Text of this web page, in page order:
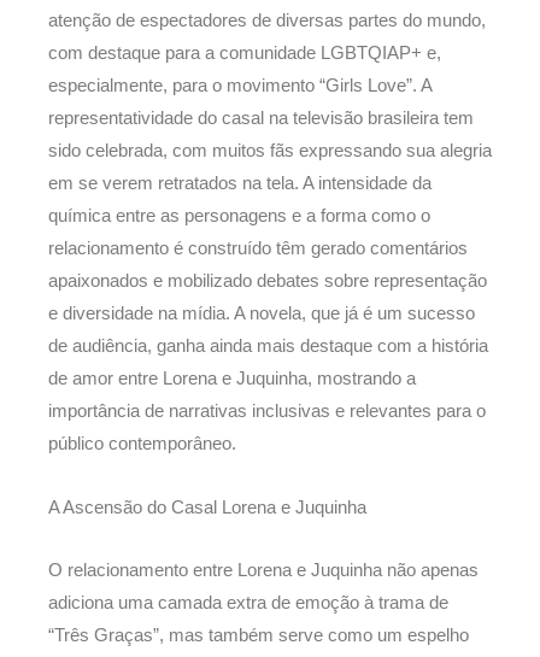
atenção de espectadores de diversas partes do mundo,
com destaque para a comunidade LGBTQIAP+ e,
especialmente, para o movimento “Girls Love”. A
representatividade do casal na televisão brasileira tem
sido celebrada, com muitos fãs expressando sua alegria
em se verem retratados na tela. A intensidade da
química entre as personagens e a forma como o
relacionamento é construído têm gerado comentários
apaixonados e mobilizado debates sobre representação
e diversidade na mídia. A novela, que já é um sucesso
de audiência, ganha ainda mais destaque com a história
de amor entre Lorena e Juquinha, mostrando a
importância de narrativas inclusivas e relevantes para o
público contemporâneo.
A Ascensão do Casal Lorena e Juquinha
O relacionamento entre Lorena e Juquinha não apenas
adiciona uma camada extra de emoção à trama de
“Três Graças”, mas também serve como um espelho